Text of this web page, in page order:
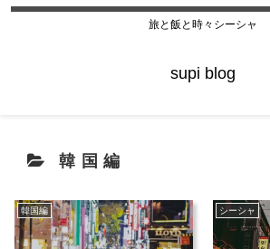
旅と飯と時々シーシャ
supi blog
韓国編
韓国編 シーシャ